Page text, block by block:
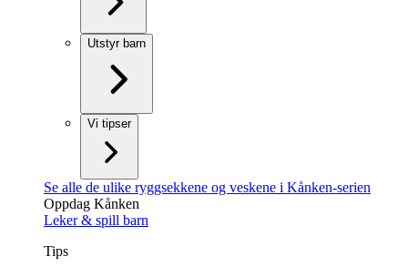
Utstyr barn
Vi tipser
Se alle de ulike ryggsekkene og veskene i Kånken-serien
Oppdag Kånken
Leker & spill barn
Tips